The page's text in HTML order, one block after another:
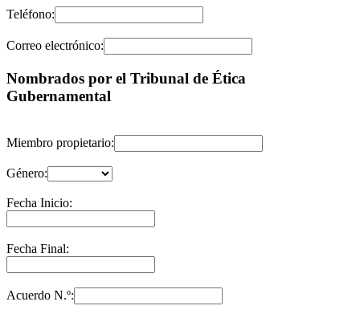
Teléfono:
Correo electrónico:
Nombrados por el Tribunal de Ética
Gubernamental
Miembro propietario:
Género:
Fecha Inicio:
Fecha Final:
Acuerdo N.º: